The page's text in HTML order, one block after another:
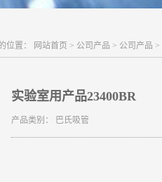
位置： 网站首页 > 公司产品 > 公司产品 >
实验室用产品23400BR
产品类别： 巴氏吸管